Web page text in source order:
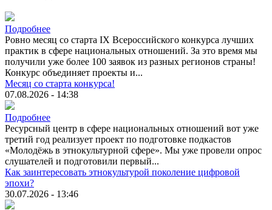
Подробнее
Ровно месяц со старта IX Всероссийского конкурса лучших
практик в сфере национальных отношений. За это время мы
получили уже более 100 заявок из разных регионов страны!
Конкурс объединяет проекты и...
Месяц со старта конкурса!
07.08.2026 - 14:38
Подробнее
Ресурсный центр в сфере национальных отношений вот уже
третий год реализует проект по подготовке подкастов
«Молодёжь в этнокультурной сфере». Мы уже провели опрос
слушателей и подготовили первый...
Как заинтересовать этнокультурой поколение цифровой
эпохи?
30.07.2026 - 13:46